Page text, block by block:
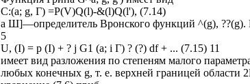
С:(а; g, Г) =P(V)Q(l)-&(l)Q(l'), (7.14)
а Ш]—определитель Вронского функций ^(g), ??(g).
5
U, (I) = р (I) + ? j G1 (a; i Г) ? (?) df + ... (7.15) 11
имеет вид разложения по степеням малого
любых конечных g, т. е. верхней границей